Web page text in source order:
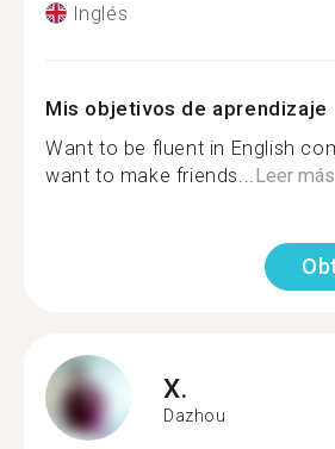
Inglés
Mis objetivos de aprendizaje
Want to be fluent in English
want to make friends... Leer más
X.
Dazhou